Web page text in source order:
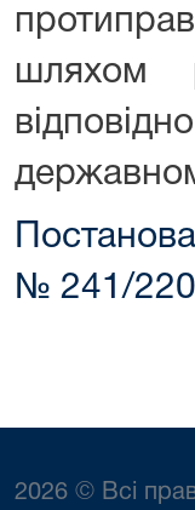
шляхом
№ 241/
2026 © Всі